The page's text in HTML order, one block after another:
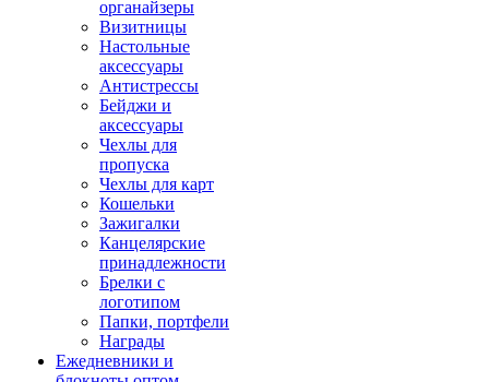
органайзеры
Визитницы
Настольные
аксессуары
Антистрессы
Бейджи и
аксессуары
Чехлы для
пропуска
Чехлы для карт
Кошельки
Зажигалки
Канцелярские
принадлежности
Брелки с
логотипом
Папки, портфели
Награды
Ежедневники и